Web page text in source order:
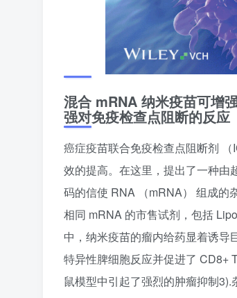
混合 mRNA 纳米疫苗可增
强对免疫检查点阻断的反应
癌症疫苗联合免疫检查点阻断剂
效的提高。在这里，提出了一种由
码的信使 RNA （mRNA） 组成的
相同 mRNA 的市售试剂，包括
中，纳米疫苗的瘤内给药显着诱
特异性脾细胞反应并促进了 CD8+
鼠模型中引起了强烈的肿瘤抑制3).